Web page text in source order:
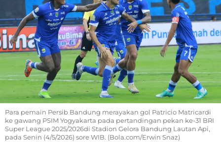
Para pemain Persib Bandung merayakan gol Patricio Matricardi
ke gawang PSIM Yogyakarta pada pertandingan pekan ke-31 BRI
Super League 2025/2026di Stadion Gelora Bandung Lautan Api,
pada Senin (4/5/2026) sore WIB. (Bola.com/Erwin Snaz)